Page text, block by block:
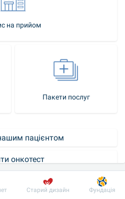
на прийом
Пакети послуг
пацієнтом
онкотест
Пацієнту
Старий дизайн Фундація